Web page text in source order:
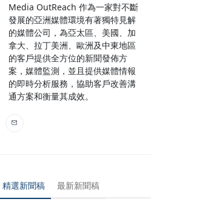
Media OutReach 作為一家對不斷
發展的亞洲媒體環境有著獨特見解
的媒體公司，為亞太區、美國、加
拿大、拉丁美洲、歐洲及中東地區
的客戶提供全方位的新聞發佈方
案，媒體監測，並且提供媒體情報
的即時分析服務，協助客戶改善溝
通方案和衡量其成效。
精選新聞稿 最新新聞稿